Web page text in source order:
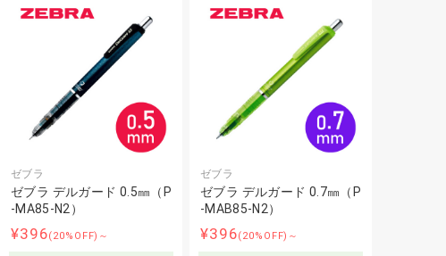
ゼブラ
ゼブラ デルガード 0.5㎜（P
-MA85-N2）
¥396(20%OFF)～
ゼブラ
ゼブラ デルガード 0.7㎜（P
-MAB85-N2）
¥396(20%OFF)～